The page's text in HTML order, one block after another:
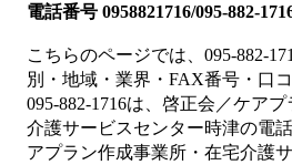
電話番号 0958821716/095-882-
こちらのページでは、 095-882-
別・地域・業界・FAX番号・口
095-882-1716は、 啓正会／ケアプ
介護サービスセンター時津の電
アプラン作成事業所・在宅介護